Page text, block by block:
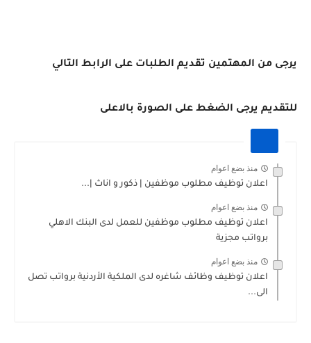
يرجى من المهتمين تقديم الطلبات على الرابط التالي
للتقديم يرجى الضغط على الصورة بالاعلى
منذ بضع اعوام
اعلان توظيف مطلوب موظفين | ذكور و اناث |...
منذ بضع اعوام
اعلان توظيف مطلوب موظفين للعمل لدى البنك الاهلي
برواتب مجزية
منذ بضع اعوام
اعلان توظيف وظائف شاغره لدى الملكية الأردنية برواتب تصل
الى...